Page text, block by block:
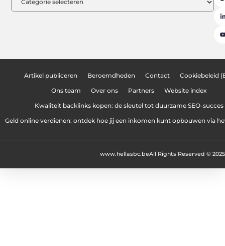
Artikel publiceren Beroemdheden Contact Cookiebeleid
Ons team Over ons Partners Website index
Kwaliteit backlinks kopen: de sleutel tot duurzame SEO-succes
Geld online verdienen: ontdek hoe jij een inkomen kunt opbouwen via
All Rights Reserved © 2025
www.hellasbc.be